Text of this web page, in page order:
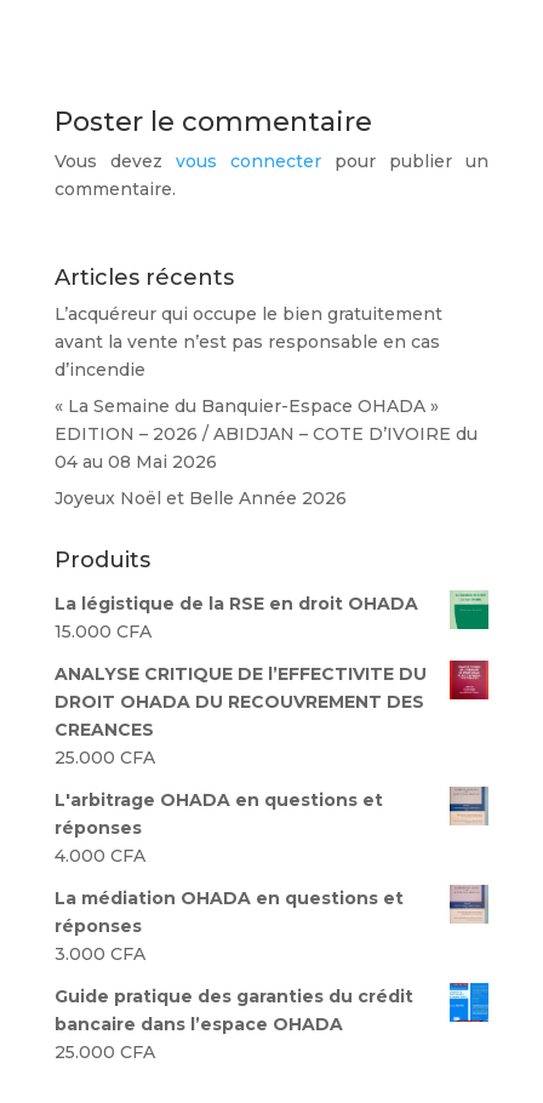
Poster le commentaire
Vous devez vous connecter pour publier un
commentaire.
Articles récents
L’acquéreur qui occupe le bien gratuitement
avant la vente n’est pas responsable en cas
d’incendie
« La Semaine du Banquier-Espace OHADA »
EDITION – 2026 / ABIDJAN – COTE D’IVOIRE du
04 au 08 Mai 2026
Joyeux Noël et Belle Année 2026
Produits
La légistique de la RSE en droit OHADA
15.000 CFA
ANALYSE CRITIQUE DE l’EFFECTIVITE DU
DROIT OHADA DU RECOUVREMENT DES
CREANCES
25.000 CFA
L'arbitrage OHADA en questions et
réponses
4.000 CFA
La médiation OHADA en questions et
réponses
3.000 CFA
Guide pratique des garanties du crédit
bancaire dans l’espace OHADA
25.000 CFA